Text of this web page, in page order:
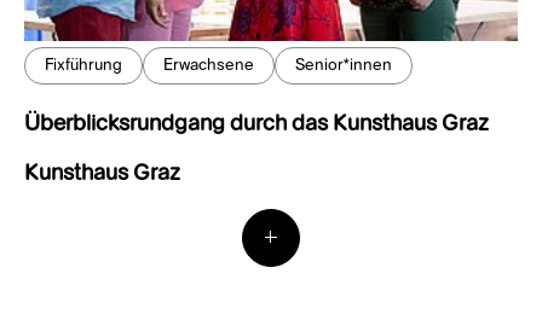
Fixführung Erwachsene Senior*innen
Überblicksrundgang durch das Kunsthaus Graz
Kunsthaus Graz